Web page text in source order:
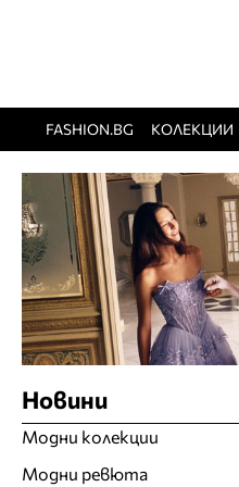
FASHION.BG КОЛЕКЦИИ
Новини
Модни колекции
Модни ревюта